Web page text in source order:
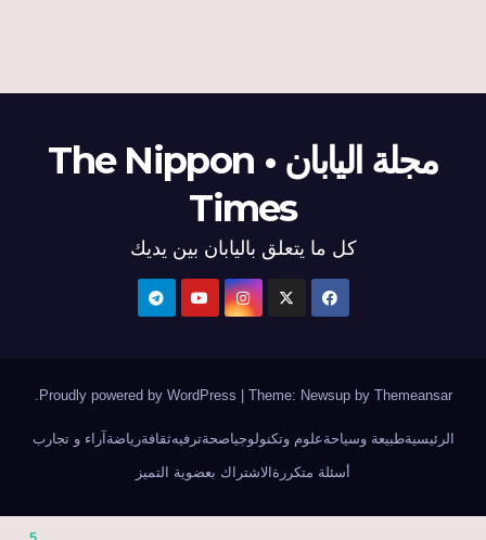
مجلة اليابان • The Nippon
Times
كل ما يتعلق باليابان بين يديك
Proudly powered by WordPress | Theme: Newsup by Themeansar
الرئيسيةطبيعة وسياحةعلوم وتكنولوجياصحةترفيهثقافةرياضة آراء و تجارب
أسئلة متكررة الاشتراك بعضوية التميز